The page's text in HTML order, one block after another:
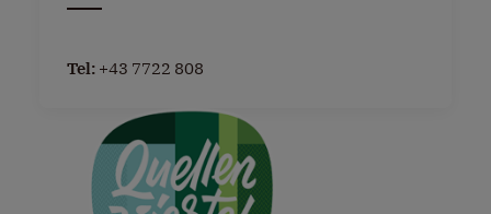
Tel: +43 7722 808